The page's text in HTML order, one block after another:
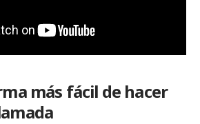
más fácil de hacer